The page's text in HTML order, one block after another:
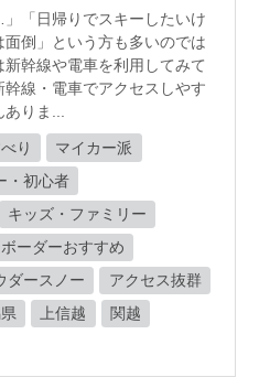
「日帰りでスキーしたいけ
倒」という方も多いのでは
幹線や電車を利用してみて
線・電車でアクセスしやす
ありま...
り
マイカー派
・初心者
キッズ・ファミリー
ーダーおすすめ
ダースノー
アクセス抜群
上信越
関越